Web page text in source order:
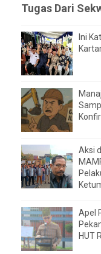
Tugas Dari
Ini
Aksi
Apel
HUT